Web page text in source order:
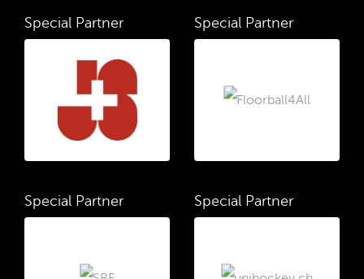
Special Partner Special Partner
Special Partner Special Partner